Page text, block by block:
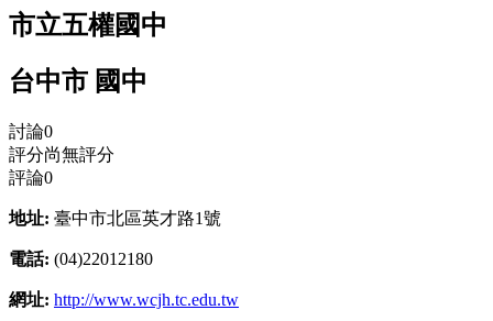
市立五權國中
台中市 國中
討論0
評分尚無評分
評論0
地址: 臺中市北區英才路1號
電話: (04)22012180
網址: http://www.wcjh.tc.edu.tw